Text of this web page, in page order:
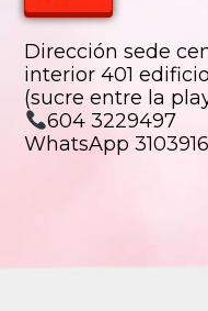
Dirección sede
interior 401
(sucre entre la
604 3229497
WhatsApp